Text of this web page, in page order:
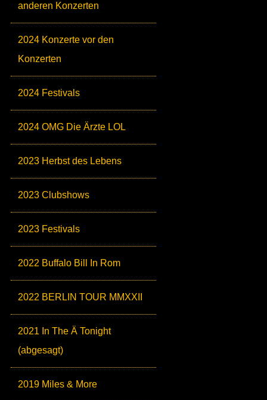
anderen Konzerten
2024 Konzerte vor den
Konzerten
2024 Festivals
2024 OMG Die Ärzte LOL
2023 Herbst des Lebens
2023 Clubshows
2023 Festivals
2022 Buffalo Bill In Rom
2022 BERLIN TOUR MMXXII
2021 In The Ä Tonight
(abgesagt)
2019 Miles & More